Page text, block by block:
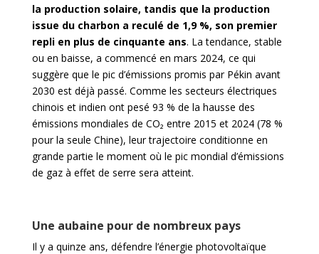
la production solaire, tandis que la production
issue du charbon a reculé de 1,9 %, son premier
repli en plus de cinquante ans. La tendance, stable
ou en baisse, a commencé en mars 2024, ce qui
suggère que le pic d’émissions promis par Pékin avant
2030 est déjà passé. Comme les secteurs électriques
chinois et indien ont pesé 93 % de la hausse des
émissions mondiales de CO₂ entre 2015 et 2024 (78 %
pour la seule Chine), leur trajectoire conditionne en
grande partie le moment où le pic mondial d’émissions
de gaz à effet de serre sera atteint.
Une aubaine pour de nombreux pays
Il y a quinze ans, défendre l’énergie photovoltaïque